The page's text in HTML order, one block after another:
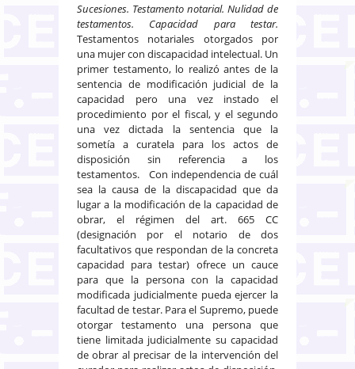
Sucesiones. Testamento notarial. Nulidad de
testamentos. Capacidad para testar.
Testamentos notariales otorgados por
una mujer con discapacidad intelectual. Un
primer testamento, lo realizó antes de la
sentencia de modificación judicial de la
capacidad pero una vez instado el
procedimiento por el fiscal, y el segundo
una vez dictada la sentencia que la
sometía a curatela para los actos de
disposición sin referencia a los
testamentos. Con independencia de cuál
sea la causa de la discapacidad que da
lugar a la modificación de la capacidad de
obrar, el régimen del art. 665 CC
(designación por el notario de dos
facultativos que respondan de la concreta
capacidad para testar) ofrece un cauce
para que la persona con la capacidad
modificada judicialmente pueda ejercer la
facultad de testar. Para el Supremo, puede
otorgar testamento una persona que
tiene limitada judicialmente su capacidad
de obrar al precisar de la intervención del